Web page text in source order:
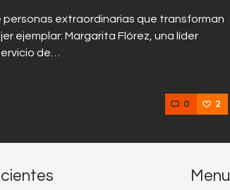
personas extraordinarias que transforman
ejemplar: Margarita Flórez, una líder
de…
0 2
Menu